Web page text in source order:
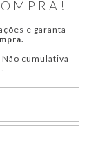
e garanta
cumulativa